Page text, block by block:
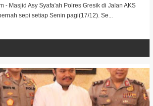
- Masjid Asy Syafa'ah Polres Gresik di Jalan AKS
sepi setiap Senin pagi(17/12). Se...